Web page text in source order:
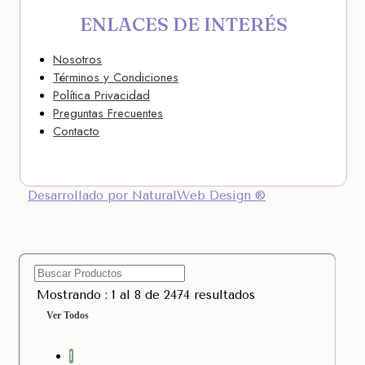
ENLACES DE INTERÉS
Nosotros
Términos y Condiciones
Política Privacidad
Preguntas Frecuentes
Contacto
Desarrollado por NaturalWeb Design ®
Mostrando : 1 al 8 de 2474 resultados
Ver Todos
1